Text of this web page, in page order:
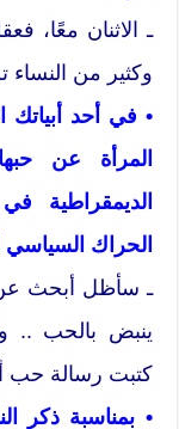
ـ الاثنان معًا،
وكثير من
• في أحد أبياتك
المرأة عن
الديمقراطية
الحراك السياسي
ـ سأظل أبحث عن
ينبض بالحب ..
كتبت رسالة حب
• بمناسبة ذكر